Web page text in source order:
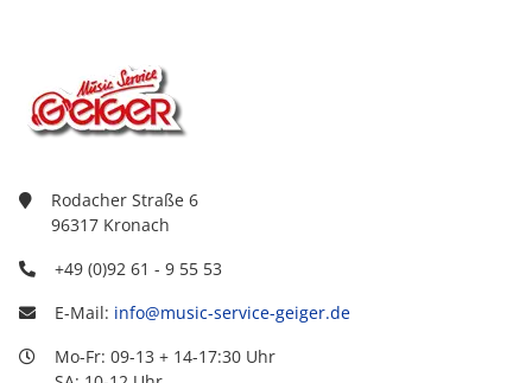
Rodacher Straße 6
96317 Kronach
+49 (0)92 61 - 9 55 53
E-Mail: info@music-service-geiger.de
Mo-Fr: 09-13 + 14-17:30 Uhr